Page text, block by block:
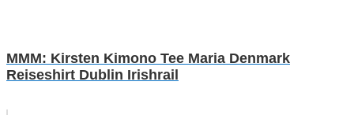
MMM: Kirsten Kimono Tee Maria Denmark
Reiseshirt Dublin Irishrail